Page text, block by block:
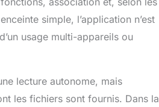
simple, l’application n’est
usage multi-appareils ou
lecture autonome, mais
les fichiers sont fournis. Dans la